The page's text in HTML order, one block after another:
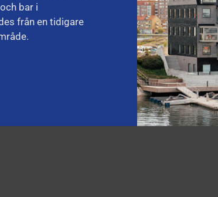
bar i
från en tidigare